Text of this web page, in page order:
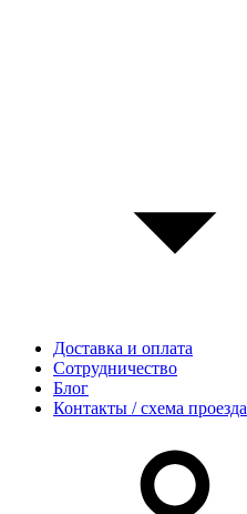
Доставка и оплата
Сотрудничество
Блог
Контакты / схема проезда